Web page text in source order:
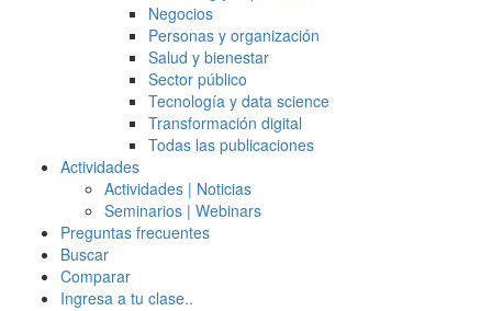
Negocios
Personas y organización
Salud y bienestar
Sector público
Tecnología y data science
Transformación digital
Todas las publicaciones
Actividades
Actividades | Noticias
Seminarios | Webinars
Preguntas frecuentes
Buscar
Comparar
Ingresa a tu clase..